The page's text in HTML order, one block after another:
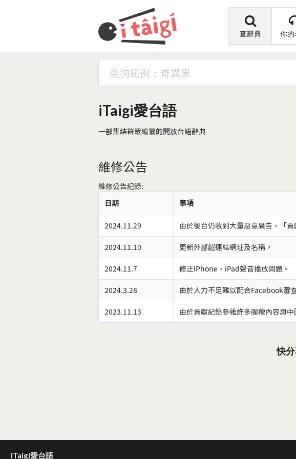
查辭典 你
iTaigi愛台語
一部集結群眾編纂的開放台語辭典
維修公告
維修公告紀錄:
日期
事項
2024.11.29 由於後台仍收到大量惡意廣告，「
2024.11.10 更新外部超連結網址及名稱。
2024.11.7 修正iPhone、iPad聲音播放問題。
2024.3.28 由於人力不足難以配合Facebook審
2023.11.13 由於貢獻紀錄參雜許多腥羶內容與
快
iTaigi愛台語